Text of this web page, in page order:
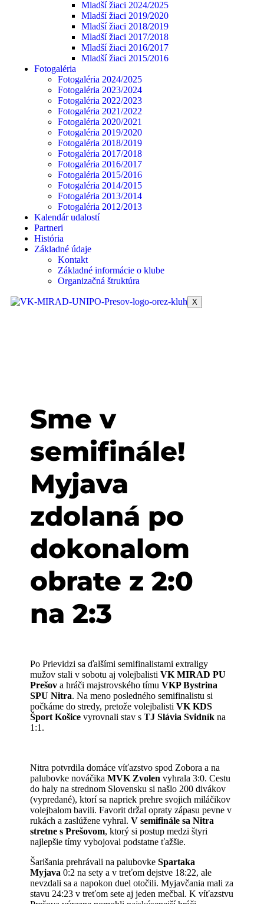
Mladší žiaci 2024/2025
Mladší žiaci 2019/2020
Mladší žiaci 2018/2019
Mladší žiaci 2017/2018
Mladší žiaci 2016/2017
Mladší žiaci 2015/2016
Fotogaléria
Fotogaléria 2024/2025
Fotogaléria 2023/2024
Fotogaléria 2022/2023
Fotogaléria 2021/2022
Fotogaléria 2020/2021
Fotogaléria 2019/2020
Fotogaléria 2018/2019
Fotogaléria 2017/2018
Fotogaléria 2016/2017
Fotogaléria 2015/2016
Fotogaléria 2014/2015
Fotogaléria 2013/2014
Fotogaléria 2012/2013
Kalendár udalostí
Partneri
História
Základné údaje
Kontakt
Základné informácie o klube
Organizačná štruktúra
X
Sme v
semifinále!
Myjava
zdolaná po
dokonalom
obrate z 2:0
na 2:3
Po Prievidzi sa ďalšími semifinalistami extraligy
mužov stali v sobotu aj volejbalisti VK MIRAD PU
Prešov a hráči majstrovského tímuVKP Bystrina
SPU Nitra. Na meno posledného semifinalistu si
počkáme do stredy, pretože volejbalistiVK KDS
Šport Košice vyrovnali stav sTJ Slávia Svidník na
1:1.
Nitra potvrdila domáce víťazstvo spod Zobora a na
palubovke nováčikaMVK Zvolen vyhrala 3:0. Cestu
do haly na strednom Slovensku si našlo 200 divákov
(vypredané), ktorí sa napriek prehre svojich miláčikov
volejbalom bavili. Favorit držal opraty zápasu pevne v
rukách a zaslúžene vyhral.V semifinále sa Nitra
stretne s Prešovom, ktorý si postup medzi štyri
najlepšie tímy vybojoval podstatne ťažšie.
Šarišania prehrávali na palubovkeSpartaka
Myjava 0:2 na sety a v treťom dejstve 18:22, ale
nevzdali sa a napokon duel otočili. Myjavčania mali za
stavu 24:23 v treťom sete aj jeden mečbal. K víťazstvu